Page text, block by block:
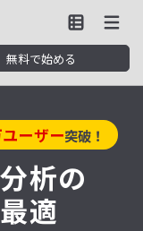
無料で始める
ーザー突破！
析の
適